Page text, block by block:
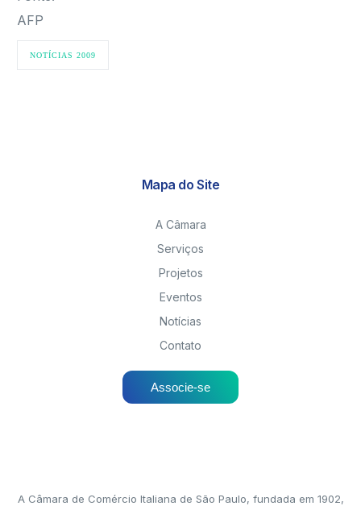
AFP
NOTÍCIAS 2009
Mapa do Site
A Câmara
Serviços
Projetos
Eventos
Notícias
Contato
Associe-se
A Câmara de Comércio Italiana de São Paulo, fundada em 1902,